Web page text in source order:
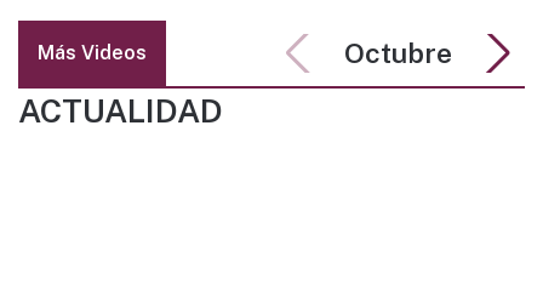
Las autoridades capitalinas explicaron que este tipo
de hospedajes se concentran en las alcaldías
Cuauhtémoc, Coyoacán y Tlalpan.
Más Videos Octubre
ACTUALIDAD